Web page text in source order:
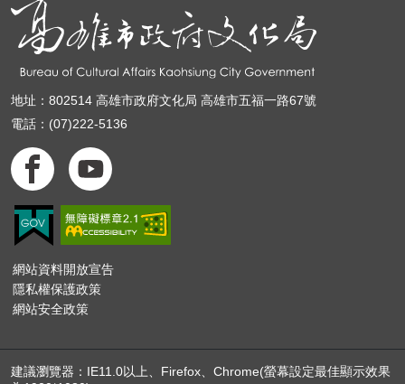
地址：802514 高雄市政府文化局 高雄市五福一路67號
電話：(07)222-5136
網站資料開放宣告
隱私權保護政策
網站安全政策
建議瀏覽器：IE11.0以上、Firefox、Chrome(螢幕設定最佳顯示效果